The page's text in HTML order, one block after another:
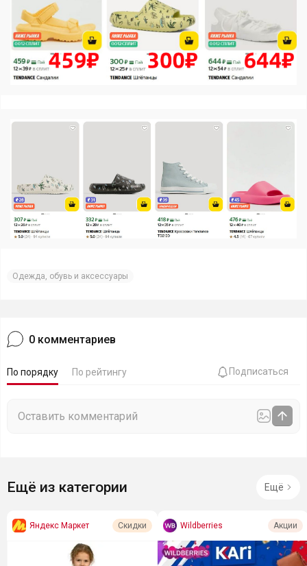
Одежда, обувь и аксессуары
0 комментариев
По порядку По рейтингу Подписаться
Ещё из категории Ещё
Яндекс Маркет Скидки Wildberries Акции